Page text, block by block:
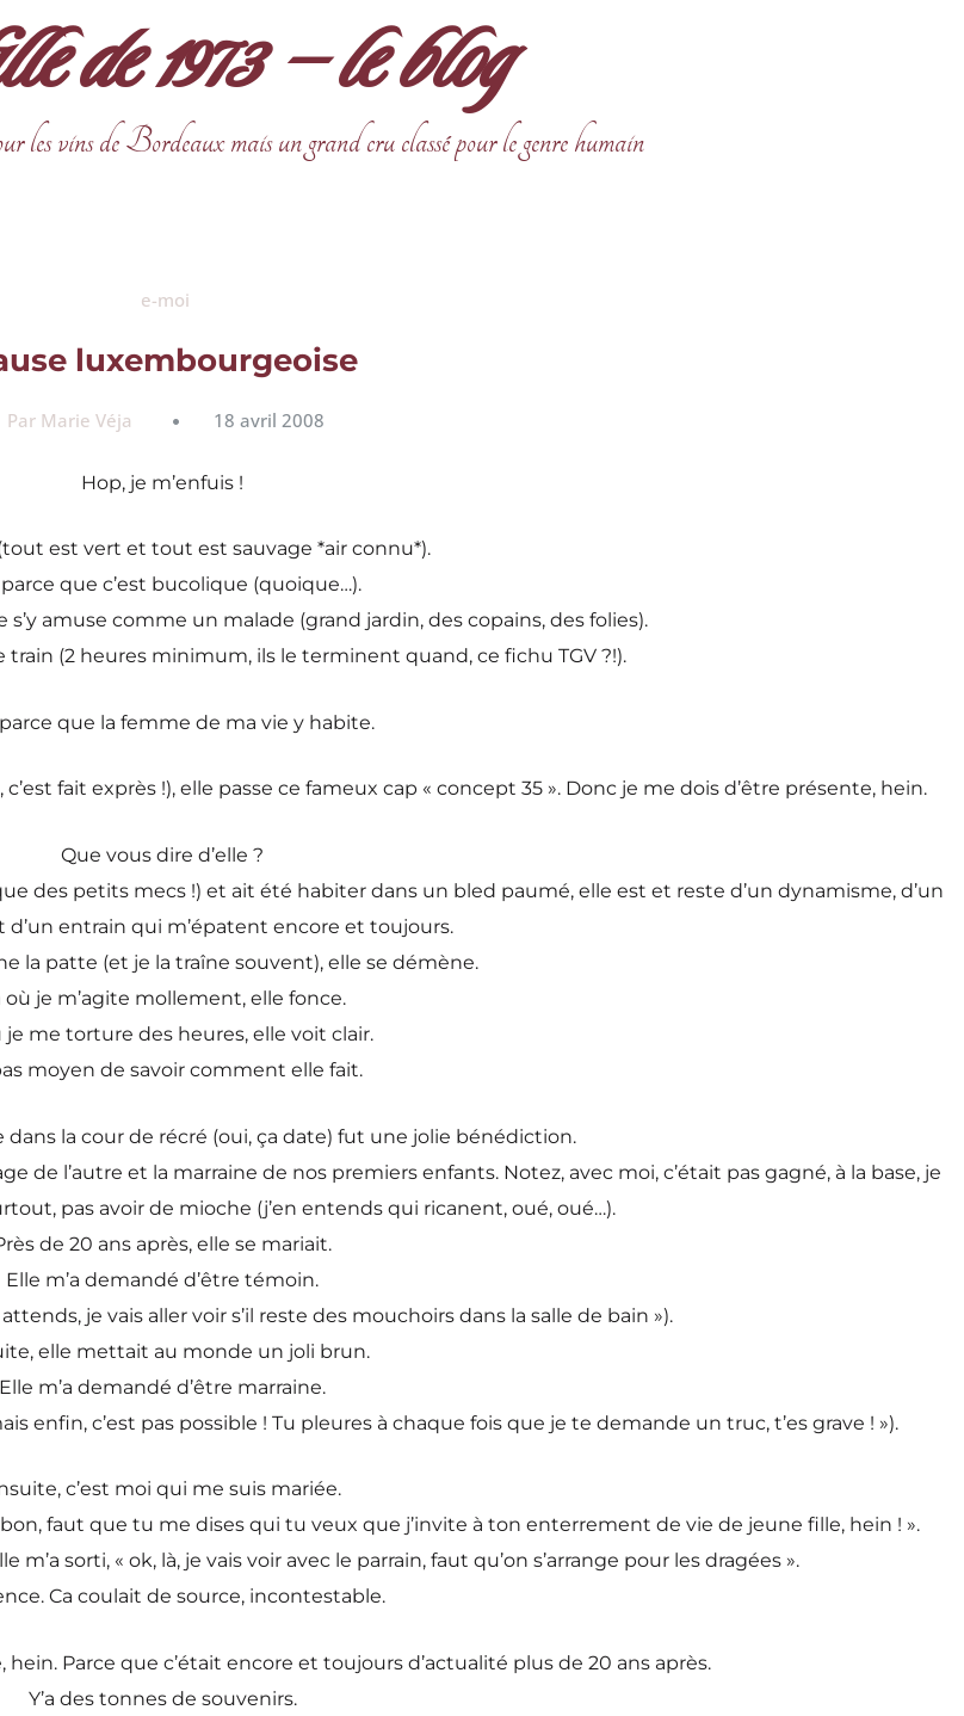
1973 – le blog
les vins de Bordeaux mais un grand cru classé pour le genre humain
e-moi
luxembourgeoise
Par Marie Véja 18 avril 2008
Hop, je m’enfuis !
est vert et tout est sauvage *air connu*).
parce que c’est bucolique (quoique…).
amuse comme un malade (grand jardin, des copains, des folies).
train (2 heures minimum, ils le terminent quand, ce fichu TGV ?!).
que la femme de ma vie y habite.
fait exprès !), elle passe ce fameux cap « concept 35 ». Donc je me dois d’être présente, hein.
Que vous dire d’elle ?
des petits mecs !) et ait été habiter dans un bled paumé, elle est et reste d’un dynamisme, d’un
d’un entrain qui m’épatent encore et toujours.
la patte (et je la traîne souvent), elle se démène.
où je m’agite mollement, elle fonce.
je me torture des heures, elle voit clair.
moyen de savoir comment elle fait.
dans la cour de récré (oui, ça date) fut une jolie bénédiction.
de l’autre et la marraine de nos premiers enfants. Notez, avec moi, c’était pas gagné, à la base, je
pas avoir de mioche (j’en entends qui ricanent, oué, oué…).
de 20 ans après, elle se mariait.
Elle m’a demandé d’être témoin.
je vais aller voir s’il reste des mouchoirs dans la salle de bain »).
elle mettait au monde un joli brun.
Elle m’a demandé d’être marraine.
enfin, c’est pas possible ! Tu pleures à chaque fois que je te demande un truc, t’es grave ! »).
c’est moi qui me suis mariée.
faut que tu me dises qui tu veux que j’invite à ton enterrement de vie de jeune fille, hein ! ».
sorti, « ok, là, je vais voir avec le parrain, faut qu’on s’arrange pour les dragées ».
Ca coulait de source, incontestable.
Parce que c’était encore et toujours d’actualité plus de 20 ans après.
Y’a des tonnes de souvenirs.